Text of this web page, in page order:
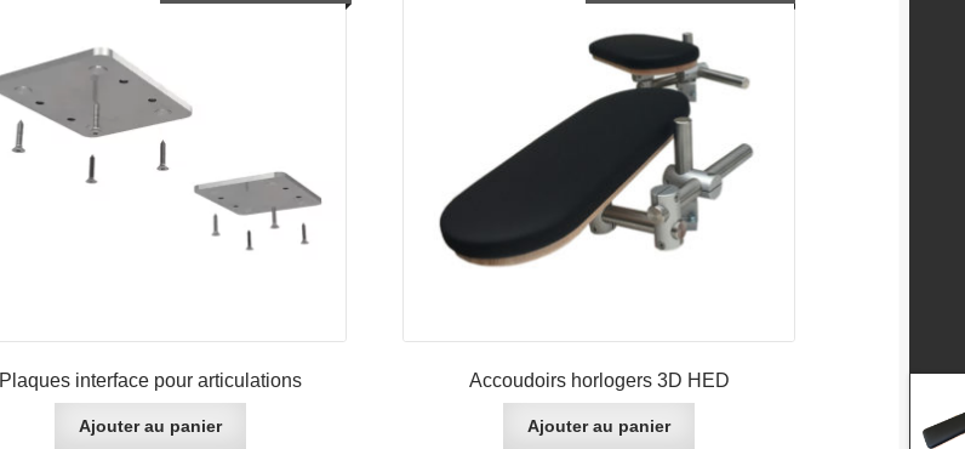
Plaques interface pour articulations
Ajouter au panier
Accoudoirs horlogers 3D HED
Ajouter au panier